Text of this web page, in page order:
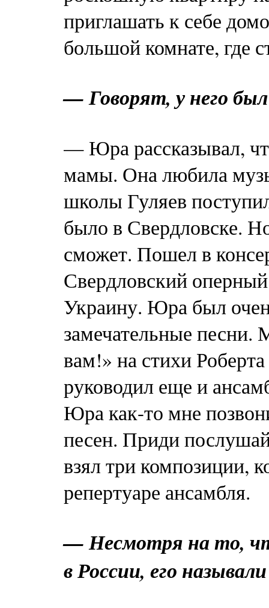
приглашать к себе
большой комнате, где
— Говорят, у него
— Юра рассказывал,
мамы. Она любила
школы Гуляев
было в Свердловске.
сможет. Пошел в
Свердловский оперный
Украину. Юра был
замечательные
вам!» на стихи
руководил еще и
Юра как-то мне
песен. Приди
взял три композиции,
репертуаре ансамбля.
— Несмотря на то,
в России, его